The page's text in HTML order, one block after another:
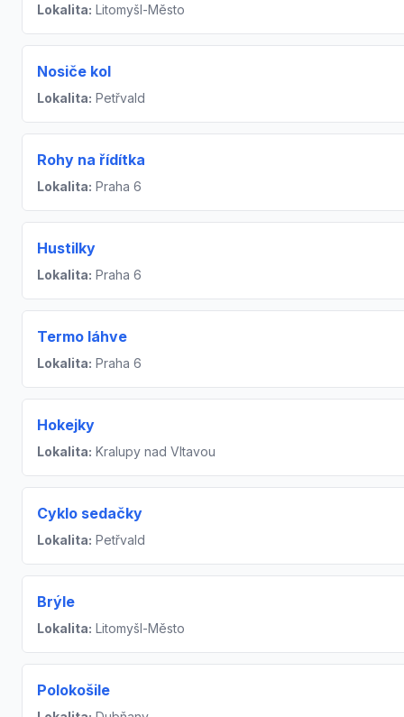
Lokalita: Litomyšl-Město
Nosiče kol
Lokalita: Petřvald
Rohy na řídítka
Lokalita: Praha 6
Hustilky
Lokalita: Praha 6
Termo láhve
Lokalita: Praha 6
Hokejky
Lokalita: Kralupy nad Vltavou
Cyklo sedačky
Lokalita: Petřvald
Brýle
Lokalita: Litomyšl-Město
Polokošile